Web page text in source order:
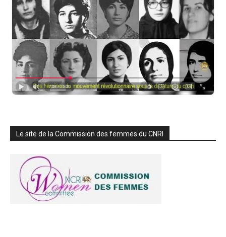
Le site de la Commission des femmes du CNRI